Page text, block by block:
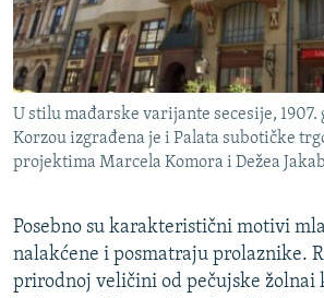
U stilu mađarske varijante secesije,
Korzou izgrađena je i Palata subotičke
projektima Marcela Komora i Dežea
Posebno su karakteristični motivi
nalakćene i posmatraju prolaznike.
prirodnoj veličini od pečujske žolnai